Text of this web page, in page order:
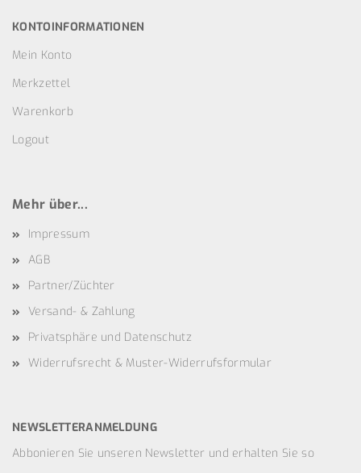
KONTOINFORMATIONEN
Mein Konto
Merkzettel
Warenkorb
Logout
Mehr über...
Impressum
AGB
Partner/Züchter
Versand- & Zahlung
Privatsphäre und Datenschutz
Widerrufsrecht & Muster-Widerrufsformular
NEWSLETTERANMELDUNG
Abbonieren Sie unseren Newsletter und erhalten Sie so